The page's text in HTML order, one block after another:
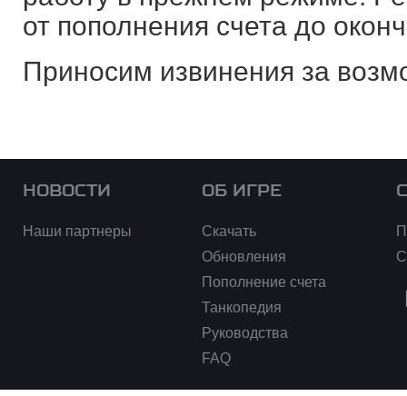
от пополнения счета до
Приносим извинения за
НОВОСТИ
Наши партнеры
ОБ ИГРЕ
Скачать
Обновления
Пополнение счета
Танкопедия
Руководства
FAQ